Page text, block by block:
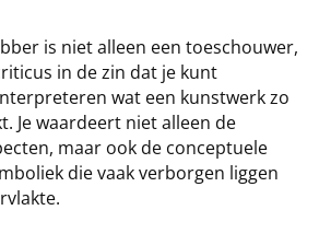
is niet alleen een toeschouwer,
in de zin dat je kunt
wat een kunstwerk zo
Je waardeert niet alleen de
maar ook de conceptuele
die vaak verborgen liggen